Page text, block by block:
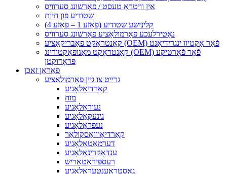
אין וויטראָ טעסט / פאָרשונג סערוויס
שטודיע פון ​​חיות
קלינישע שטודיע (פאַזע 1 – פאַזע 4)
נאַטירלעכע פאָרמולאַציע פאָרשונג סערוויס
קאָנטראַקט פאַבריקאַציע (OEM) פֿאַר אַקטיוו ינגרידיאַנט
קאָנטראַקט מאַנופאַקטורינג (OEM) פֿאַר פֿאַרטיקע
פּראָדוקטן
פאַראַן זאכן
גרייט צו גיין פאָרמולאַציע
קאַרדיאָלאָגיע
מוח
נעוראָלאָגיע
גינעקאָלאָגיע
נעפראָלאָגיע
קאַרדיאָווואַסקולאַר
דערמאַטאָלאָגיע
ענדאָקרינאָלאָגיע
רעספּיראַטאָריש
גאַסטראָענטעראָלאָגיע